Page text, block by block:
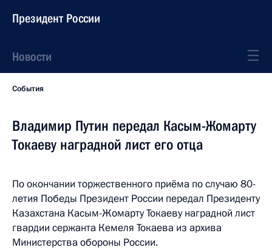
Президент России
Новости
События
Владимир Путин передал Касым-Жомарту
Токаеву наградной лист его отца
По окончании торжественного приёма по случаю 80-
летия Победы Президент России передал Президенту
Казахстана Касым-Жомарту Токаеву наградной лист
гвардии сержанта Кемеля Токаева из архива
Министерства обороны России.